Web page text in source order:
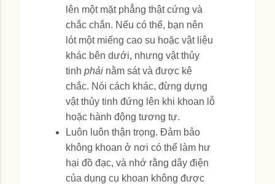
lên một mặt phẳng thật cứng và
chắc chắn. Nếu có thể, bạn nên
lót một miếng cao su hoặc vật liệu
khác bên dưới, nhưng vật thủy
tinh phải nằm sát và được kê
chắc. Nói cách khác, đừng dựng
vật thủy tinh đứng lên khi khoan lỗ
hoặc hành động tương tự.
Luôn luôn thận trọng. Đảm bảo
không khoan ở nơi có thể làm hư
hại đồ đạc, và nhớ rằng dây điện
của dụng cụ khoan không được